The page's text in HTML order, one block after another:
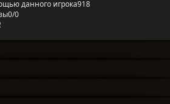
данного игрока918
0/0